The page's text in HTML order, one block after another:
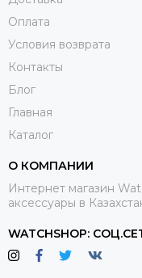
Оплата
Условия возврата
Контакты
Блог
Главная
Каталог
О КОМПАНИИ
Интернет магазин
аксессуары в
WATCHSHOP: